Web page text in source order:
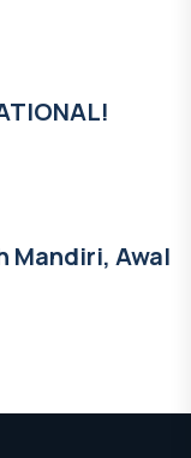
Mandiri, Awal